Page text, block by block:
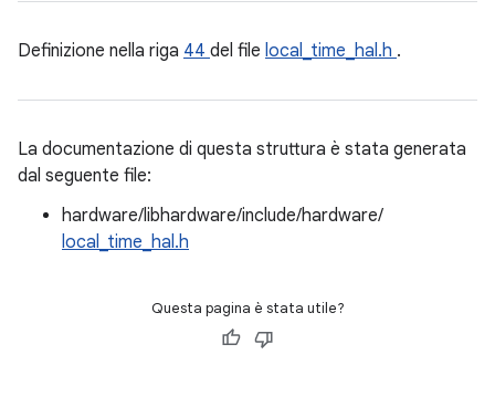
Definizione nella riga 44 del file local_time_hal.h .
La documentazione di questa struttura è stata generata
dal seguente file:
hardware/libhardware/include/hardware/
local_time_hal.h
Questa pagina è stata utile?